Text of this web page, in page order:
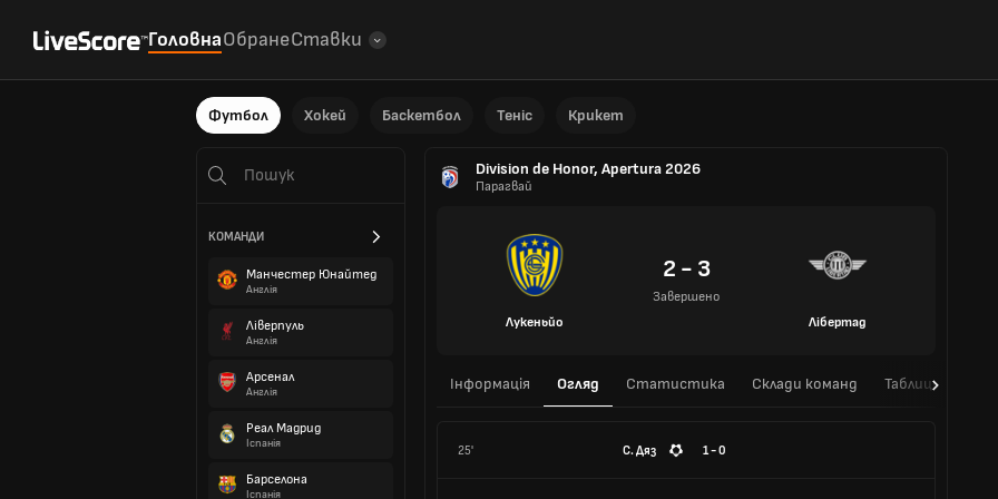
ГоловнаОбранеСтавки
Футбол Хокей Баскетбол Теніс Крикет
КОМАНДИ
Манчестер Юнайтед
Англія
Ліверпуль
Англія
Арсенал
Англія
Реал Мадрид
Іспанія
Барселона
Іспанія
Division de Honor, Apertura 2026
Парагвай
Лукеньйо
2 - 3
Завершено
Лібертад
Інформація Огляд Статистика Склади команд Таблиця
25' С. Дяз 1 - 0